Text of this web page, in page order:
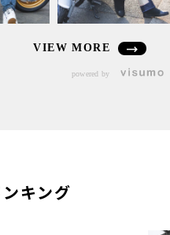
VIEW MORE
powered by
キング